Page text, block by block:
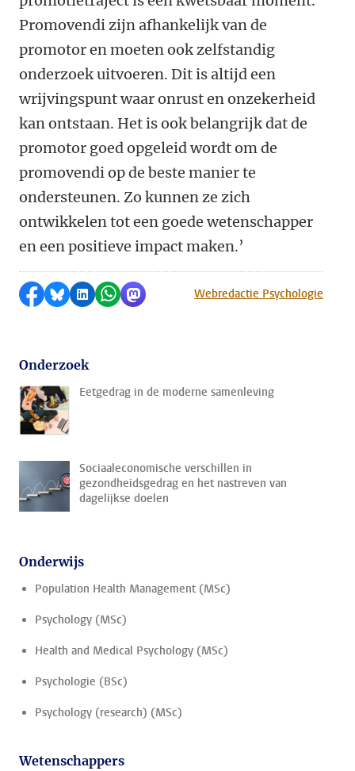
Promovendi zijn afhankelijk van de
promotor en moeten ook zelfstandig
onderzoek uitvoeren. Dit is altijd een
wrijvingspunt waar onrust en onzekerheid
kan ontstaan. Het is ook belangrijk dat de
promotor goed opgeleid wordt om de
promovendi op de beste manier te
ondersteunen. Zo kunnen ze zich
ontwikkelen tot een goede wetenschapper
en een positieve impact maken.’
Delen op Facebook
Delen via Bluesky
Delen op LinkedIn
Delen via WhatsApp
Delen via MastodonWebredactie Psychologie
Onderzoek
Eetgedrag in de moderne samenleving
Sociaaleconomische verschillen in
gezondheidsgedrag en het nastreven van
dagelijkse doelen
Onderwijs
Population Health Management (MSc)
Psychology (MSc)
Health and Medical Psychology (MSc)
Psychologie (BSc)
Psychology (research) (MSc)
Wetenschappers